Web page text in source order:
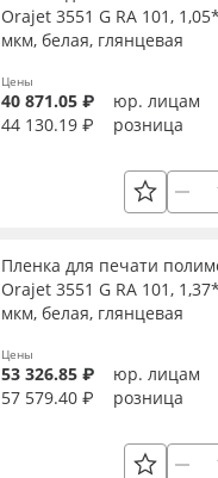
Orajet 3551 G RA 101,
мкм, белая, глянцевая
Цены
40 871.05 ₽
юр. лицам
44 130.19 ₽
розница
Пленка для печати
Orajet 3551 G RA 101,
мкм, белая, глянцевая
Цены
53 326.85 ₽
юр. лицам
57 579.40 ₽
розница